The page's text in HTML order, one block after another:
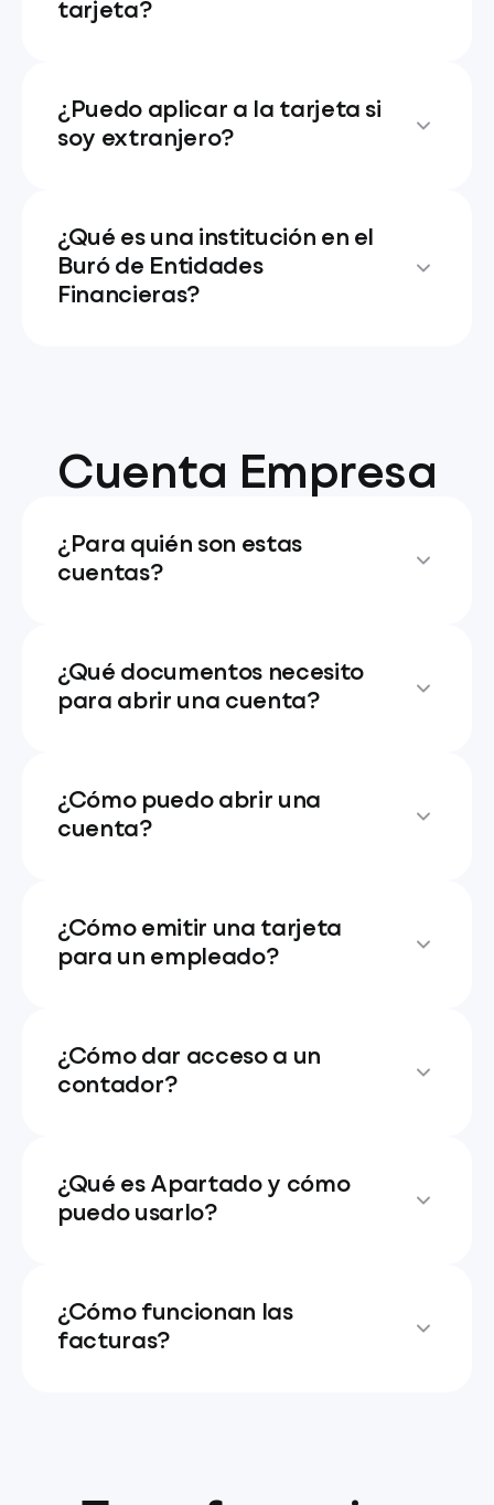
tarjeta?
¿Puedo aplicar a la tarjeta si
soy extranjero?
¿Qué es una institución en el
Buró de Entidades
Financieras?
Cuenta Empresa
¿Para quién son estas
cuentas?
¿Qué documentos necesito
para abrir una cuenta?
¿Cómo puedo abrir una
cuenta?
¿Cómo emitir una tarjeta
para un empleado?
¿Cómo dar acceso a un
contador?
¿Qué es Apartado y cómo
puedo usarlo?
¿Cómo funcionan las
facturas?